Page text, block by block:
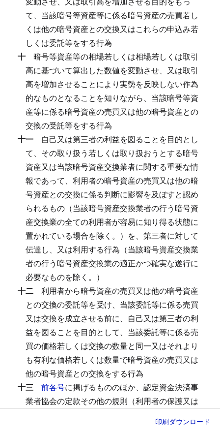
て、当該暗号等資産等に係る暗号資産の売買若し
くは他の暗号資産との交換又はこれらの申込み若
しくは委託等をする行為
十 暗号等資産等の相場若しくは相場若しくは取引
高に基づいて算出した数値を変動させ、又は取引
高を増加させることにより実勢を反映しない作為
的なものとなることを知りながら、当該暗号等資
産等に係る暗号資産の売買又は他の暗号資産との
交換の受託等をする行為
十一 自己又は第三者の利益を図ることを目的とし
て、その取り扱う若しくは取り扱おうとする暗号
資産又は当該暗号資産交換業者に関する重要な情
報であって、利用者の暗号資産の売買又は他の暗
号資産との交換に係る判断に影響を及ぼすと認め
られるもの（当該暗号資産交換業者の行う暗号資
産交換業の全ての利用者が容易に知り得る状態に
置かれている場合を除く。）を、第三者に対して
伝達し、又は利用する行為（当該暗号資産交換業
者の行う暗号資産交換業の適正かつ確実な遂行に
必要なものを除く。）
十二 利用者から暗号資産の売買又は他の暗号資産
との交換の委託等を受け、当該委託等に係る売買
又は交換を成立させる前に、自己又は第三者の利
益を図ることを目的として、当該委託等に係る売
買の価格若しくは交換の数量と同一又はそれより
も有利な価格若しくは数量で暗号資産の売買又は
他の暗号資産との交換をする行為
十三 前各号に掲げるもののほか、認定資金決済事
業者協会の定款その他の規則（利用者の保護又は
のに限り、認定資金決済事業者協会に加入しない
印刷ダウンロード